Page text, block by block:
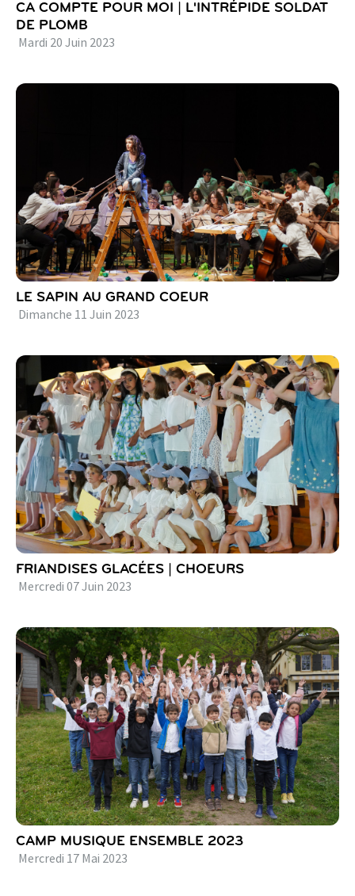
CA COMPTE POUR MOI | L'INTRÉPIDE SOLDAT
DE PLOMB
Mardi 20 Juin 2023
LE SAPIN AU GRAND COEUR
Dimanche 11 Juin 2023
FRIANDISES GLACÉES | CHOEURS
Mercredi 07Juin 2023
CAMP MUSIQUE ENSEMBLE 2023
Mercredi 17 Mai 2023